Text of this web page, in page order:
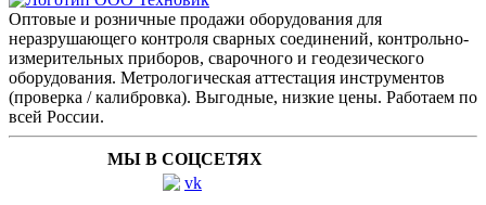
Оптовые и розничные продажи оборудования для
неразрушающего контроля сварных соединений, контрольно-
измерительных приборов, сварочного и геодезического
оборудования. Метрологическая аттестация инструментов
(проверка / калибровка). Выгодные, низкие цены. Работаем по
всей России.
МЫ В СОЦСЕТЯХ